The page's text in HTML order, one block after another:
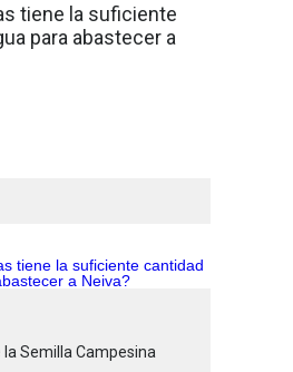
tiene la suficiente
para abastecer a
la Semilla Campesina